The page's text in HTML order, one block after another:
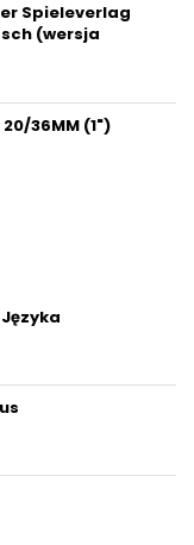
Spieleverlag
(wersja
20/36MM (1")